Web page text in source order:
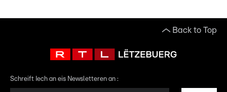
Back to Top
Schreift Iech an eis Newsletteren an :